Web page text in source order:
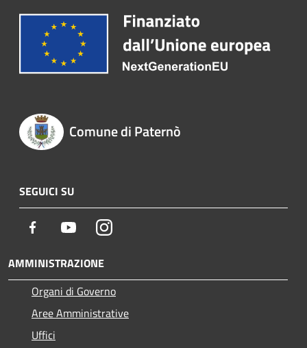
Comune di Paternò
SEGUICI SU
Facebook YoutubeInstagram
AMMINISTRAZIONE
Organi di Governo
Aree Amministrative
Uffici